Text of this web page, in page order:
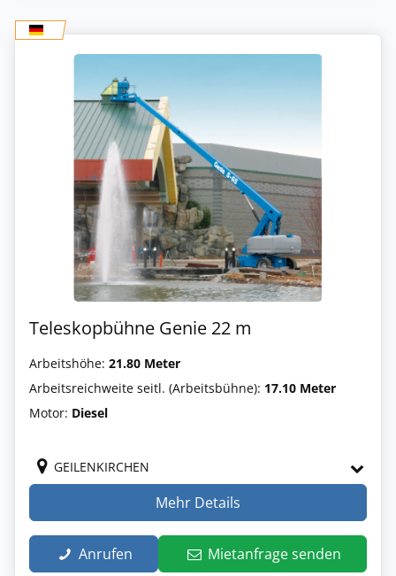
Teleskopbühne Genie 22 m
Arbeitshöhe: 21.80 Meter
Arbeitsreichweite seitl. (Arbeitsbühne): 17.10 Meter
Motor: Diesel
GEILENKIRCHEN
Mehr Details
Anrufen Mietanfrage senden